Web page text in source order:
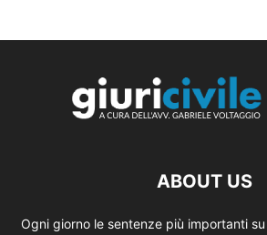
ABOUT US
Ogni giorno le sentenze più importanti